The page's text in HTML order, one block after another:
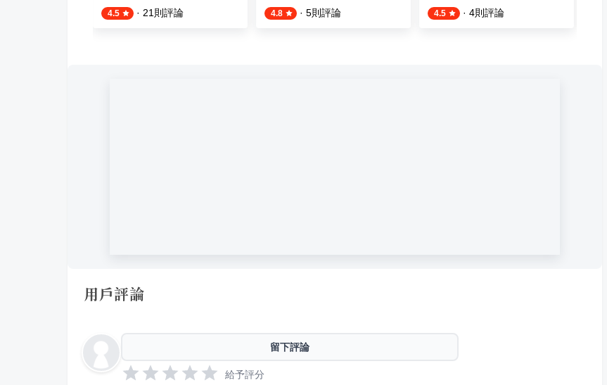
4.5 · 21 則評論 4.8 · 5則評論 4.5 · 4則評論
用戶評論
留下評論
給予評分